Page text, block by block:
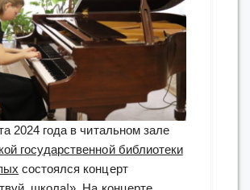
2024 года в читальном зале
государственной библиотеки
состоялся концерт